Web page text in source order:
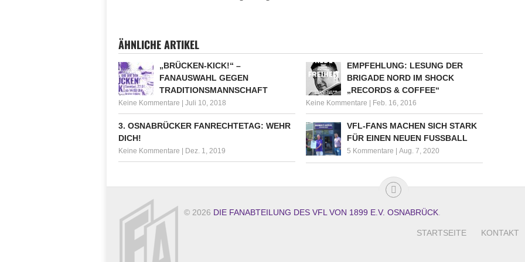
ÄHNLICHE ARTIKEL
„BRÜCKEN-KICK!“ –
FANAUSWAHL GEGEN
TRADITIONSMANNSCHAFT
Keine Kommentare Juli 10, 2018
EMPFEHLUNG: LESUNG DER
BRIGADE NORD IM SHOCK
„RECORDS & COFFEE“
Keine Kommentare Feb. 16, 2016
3. OSNABRÜCKER FANRECHTETAG: WEHR
DICH!
Keine Kommentare Dez. 1, 2019
VFL-FANS MACHEN SICH STARK
FÜR EINEN NEUEN FUSSBALL
5 Kommentare |Aug. 7, 2020
© 2026 DIE FANABTEILUNG DES VFL VON 1899 E.V. OSNABRÜCK.
STARTSEITE KONTAKT